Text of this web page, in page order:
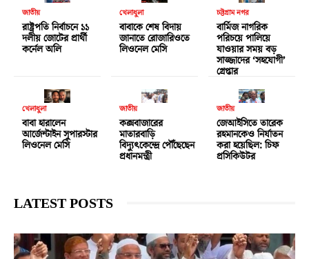
জাতীয়
রাষ্ট্রপতি নির্বাচনে ১১
দলীয় জোটের প্রার্থী
কর্নেল অলি
খেলাধুলা
বাবাকে শেষ বিদায়
জানাতে রোজারিওতে
লিওনেল মেসি
চট্টগ্রাম নগর
বার্মিজ নাগরিক
পরিচয়ে পালিয়ে
যাওয়ার সময় বড়
সাজ্জাদের ‘সহযোগী’
গ্রেপ্তার
খেলাধুলা
বাবা হারালেন
আর্জেন্টাইন সুপারস্টার
লিওনেল মেসি
জাতীয়
কক্সবাজারের
মাতারবাড়ি
বিদ্যুৎকেন্দ্রে পৌঁছেছেন
প্রধানমন্ত্রী
জাতীয়
জেআইসিতে তারেক
রহমানকেও নির্যাতন
করা হয়েছিল: চিফ
প্রসিকিউটর
LATEST POSTS